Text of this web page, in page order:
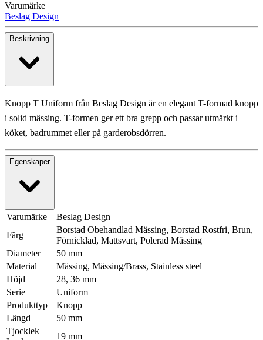
Varumärke
Beslag Design
Beskrivning
Knopp T Uniform från Beslag Design är en elegant T-formad knopp
i solid mässing. T-formen ger ett bra grepp och passar utmärkt i
köket, badrummet eller på garderobsdörren.
Egenskaper
Varumärke
Beslag Design
Färg
Borstad Obehandlad Mässing, Borstad Rostfri, Brun,
Förnicklad, Mattsvart, Polerad Mässing
Diameter
50 mm
Material
Mässing, Mässing/Brass, Stainless steel
Höjd
28, 36 mm
Serie
Uniform
Produkttyp
Knopp
Längd
50 mm
Tjocklek
19 mm